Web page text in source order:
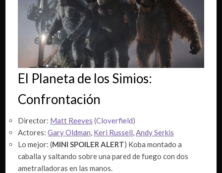
El Planeta de los Simios:
Confrontación
Director: Matt Reeves (Cloverfield)
Actores:Gary Oldman Keri Russell Andy Serkis
Lo mejor: (MINI SPOILER ALERT) Koba montado a
caballa y saltando sobre una pared de fuego con dos
ametralladoras en las manos.